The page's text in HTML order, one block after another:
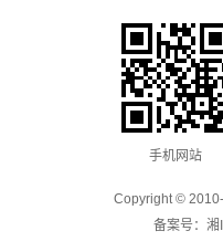
手机网站
Copyright ©
备案号： 湘